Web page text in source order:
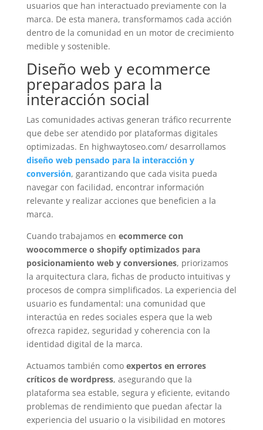
usuarios que han interactuado previamente con la
marca. De esta manera, transformamos cada acción
dentro de la comunidad en un motor de crecimiento
medible y sostenible.
Diseño web y ecommerce
preparados para la
interacción social
Las comunidades activas generan tráfico recurrente
que debe ser atendido por plataformas digitales
optimizadas. En highwaytoseo.com/ desarrollamos
diseño web pensado para la interacción y
conversión, garantizando que cada visita pueda
navegar con facilidad, encontrar información
relevante y realizar acciones que beneficien a la
marca.
Cuando trabajamos en ecommerce con
woocommerce o shopify optimizados para
posicionamiento web y conversiones, priorizamos
la arquitectura clara, fichas de producto intuitivas y
procesos de compra simplificados. La experiencia del
usuario es fundamental: una comunidad que
interactúa en redes sociales espera que la web
ofrezca rapidez, seguridad y coherencia con la
identidad digital de la marca.
Actuamos también como expertos en errores
críticos de wordpress, asegurando que la
plataforma sea estable, segura y eficiente, evitando
problemas de rendimiento que puedan afectar la
experiencia del usuario o la visibilidad en motores